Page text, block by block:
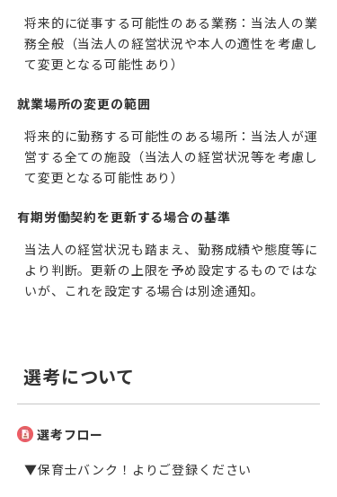
将来的に従事する可能性のある業務：当法人の業
務全般（当法人の経営状況や本人の適性を考慮し
て変更となる可能性あり）
就業場所の変更の範囲
将来的に勤務する可能性のある場所：当法人が運
営する全ての施設（当法人の経営状況等を考慮し
て変更となる可能性あり）
有期労働契約を更新する場合の基準
当法人の経営状況も踏まえ、勤務成績や態度等に
より判断。更新の上限を予め設定するものではな
いが、これを設定する場合は別途通知。
選考について
選考フロー
▼保育士バンク！よりご登録ください